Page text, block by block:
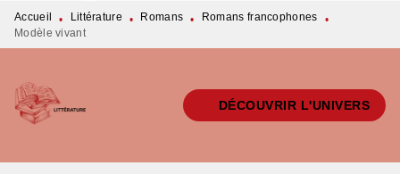
Accueil • Littérature • Romans • Romans francophones
•
Modèle vivant
DÉCOUVRIR L'UNIVERS